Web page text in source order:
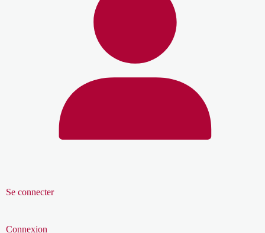
Se connecter
Connexion